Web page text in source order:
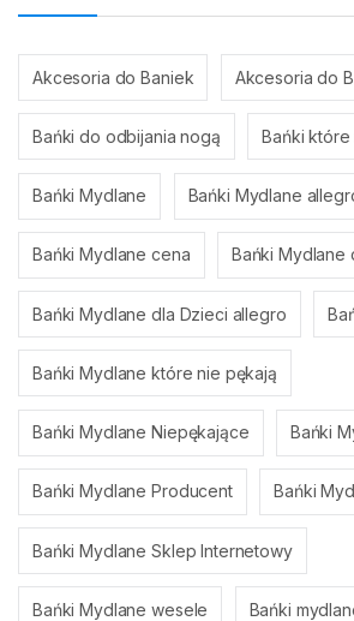
Akcesoria do Baniek Akcesoria do
Bańki do odbijania nogą Bańki
Bańki Mydlane Bańki Mydlane
Bańki Mydlane cena Bańki Mydlane
Bańki Mydlane dla Dzieci allegro
Bańki Mydlane które nie pękają
Bańki Mydlane Niepękające Bańki
Bańki Mydlane Producent Bańki
Bańki Mydlane Sklep Internetowy
Bańki Mydlane wesele Bańki